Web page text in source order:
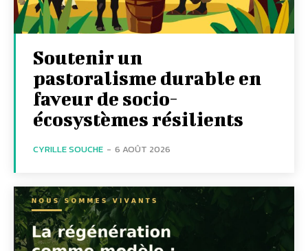
Soutenir un
pastoralisme durable en
faveur de socio-
écosystèmes résilients
CYRILLE SOUCHE - 6 AOÛT 2026